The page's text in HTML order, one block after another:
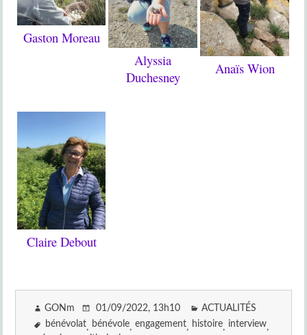
Gaston Moreau
Alyssia
Duchesney
Anaïs Wion
Claire Debout
GONm 01/09/2022, 13h10
ACTUALITÉS
bénévolat
bénévole engagement histoire interview